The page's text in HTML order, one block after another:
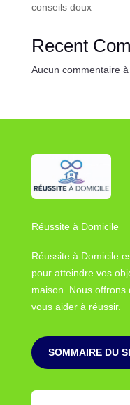
conseils doux
Recent
Aucun commentaire à
Réussite à Domicile
Réussite à Domicile
pour atteindre vos
maison. Nous
vous aider à réussir.
SOMMAIRE DU